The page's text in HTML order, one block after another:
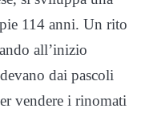
114 anni. Un rito
all’inizio
dai pascoli
vendere i rinomati